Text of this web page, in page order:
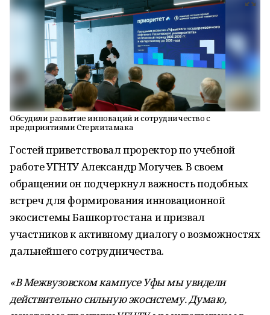
Обсудили развитие инноваций и сотрудничество с
предприятиями Стерлитамака
Гостей приветствовал проректор по учебной
работе УГНТУ Александр Могучев. В своем
обращении он подчеркнул важность подобных
встреч для формирования инновационной
экосистемы Башкортостана и призвал
участников к активному диалогу о возможностях
дальнейшего сотрудничества.
«В Межвузовском кампусе Уфы мы увидели
действительно сильную экосистему. Думаю,